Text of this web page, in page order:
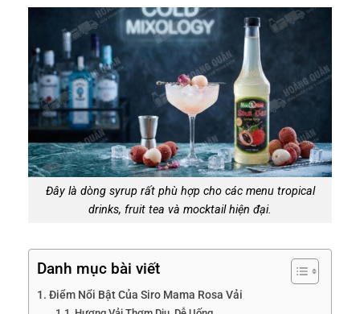
Đây là dòng syrup rất phù hợp cho các menu tropical
drinks, fruit tea và mocktail hiện đại.
Danh mục bài viết
Điểm Nổi Bật Của Siro Mama Rosa Vải